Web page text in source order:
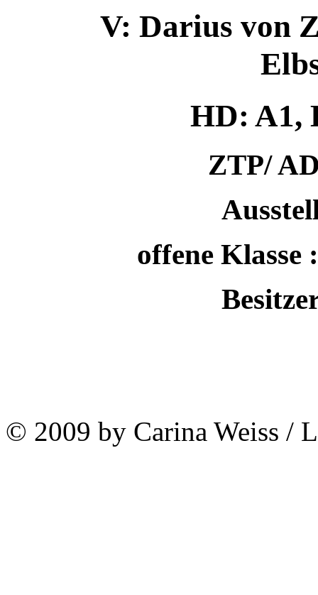
V: Darius von
HD: A1,
ZTP/
offene Klasse
© 2009 by Carina Weiss /